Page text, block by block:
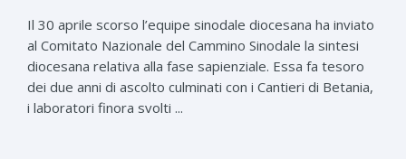
Il 30 aprile scorso l’equipe sinodale diocesana ha inviato
al Comitato Nazionale del Cammino Sinodale la sintesi
diocesana relativa alla fase sapienziale. Essa fa tesoro
dei due anni di ascolto culminati con i Cantieri di Betania,
i laboratori finora svolti ...